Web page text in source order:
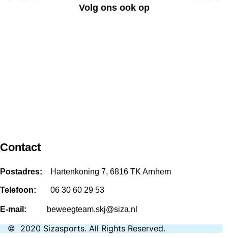
Volg ons ook op
Contact
Postadres: Hartenkoning 7, 6816 TK Arnhem
Telefoon: 06 30 60 29 53
E-mail: beweegteam.skj@siza.nl
© 2020 Sizasports. All Rights Reserved.